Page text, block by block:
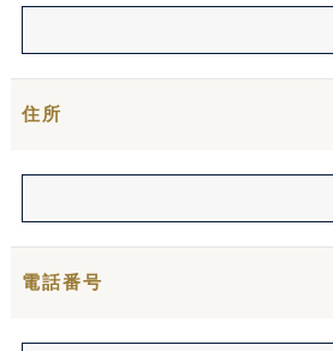
住所
電話番号